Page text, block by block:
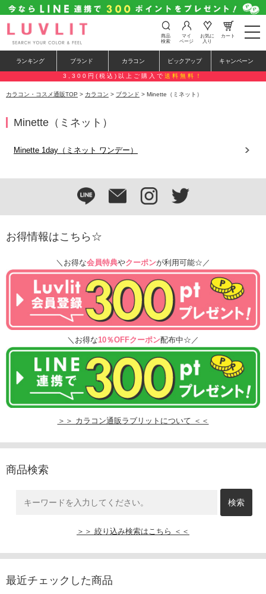
t
o
e
n
商品
検索
マイ
ページ
お気に
入り
カート
ランキング ブランド カラコン ピックアップ キャンペーン
3,300円(税込)以上ご購入で 送料無料！
カラコン・コスメ通販TOP > カラコン > ブランド > Minette（ミネット）
Minette（ミネット）
Minette 1day（ミネット ワンデー）
お得情報はこちら☆
＼お得な会員特典やクーポンが利用可能☆／
＼お得な10％OFFクーポン配布中☆／
＞＞ カラコン通販ラブリットについて ＜＜
商品検索
＞＞ 絞り込み検索はこちら ＜＜
最近チェックした商品